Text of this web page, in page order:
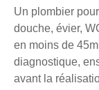
Un plombier
douche, évier,
en moins de
diagnostique,
avant la